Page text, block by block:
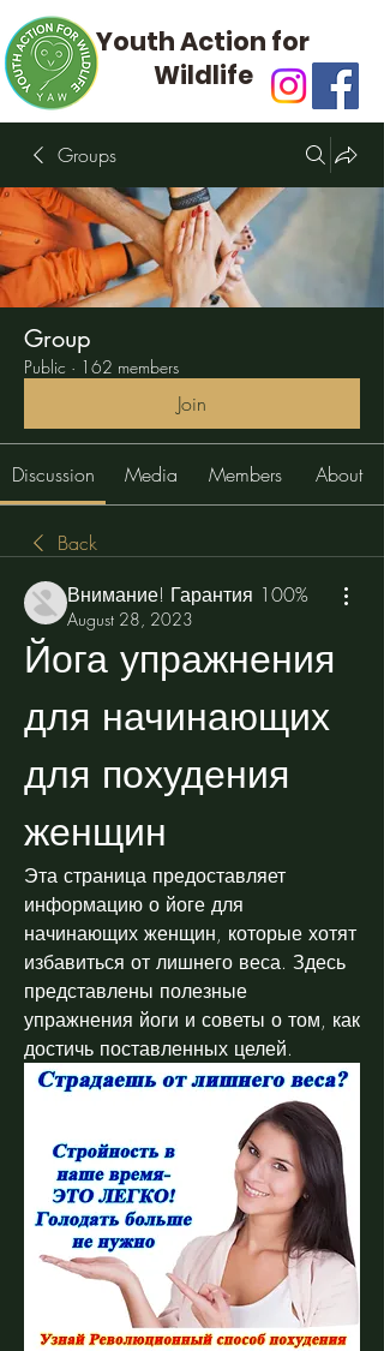
Youth Action for
Wildlife
Groups
Group
Public · 162 members
Join
Discussion Media Members About
Back
Внимание! Гарантия 100%
August 28, 2023
Йога упражнения
для начинающих
для похудения
женщин
Эта страница предоставляет
информацию о йоге для
начинающих женщин, которые хотят
избавиться от лишнего веса. Здесь
представлены полезные
упражнения йоги и советы о том, как
достичь поставленных целей.